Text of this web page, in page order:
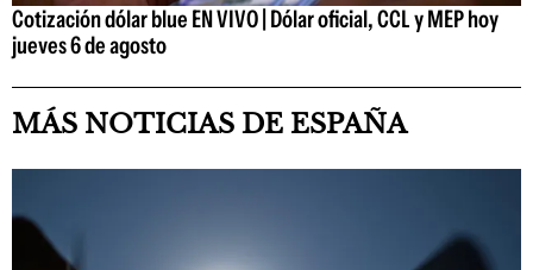
Cotización dólar blue EN VIVO | Dólar oficial, CCL y MEP hoy
jueves 6 de agosto
MÁS NOTICIAS DE ESPAÑA